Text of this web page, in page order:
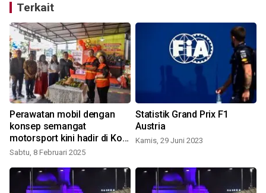
Terkait
Perawatan mobil dengan
konsep semangat
motorsport kini hadir di Kota
Medan
Sabtu, 8 Februari 2025
Statistik Grand Prix F1
Austria
Kamis, 29 Juni 2023